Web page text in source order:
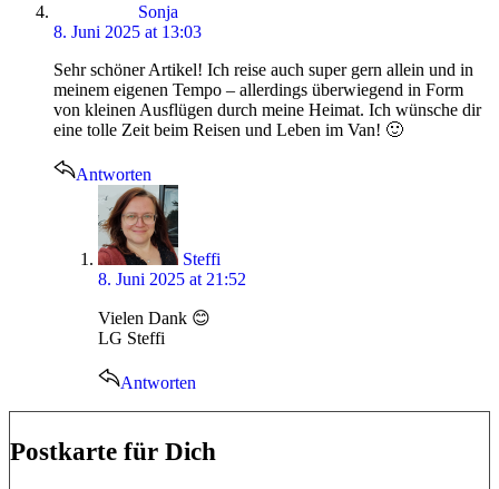
Sonja
8. Juni 2025 at 13:03
Sehr schöner Artikel! Ich reise auch super gern allein und in
meinem eigenen Tempo – allerdings überwiegend in Form
von kleinen Ausflügen durch meine Heimat. Ich wünsche dir
eine tolle Zeit beim Reisen und Leben im Van! 🙂
Antworten
says:
Steffi
8. Juni 2025 at 21:52
Vielen Dank 😊
LG Steffi
Antworten
Postkarte für Dich